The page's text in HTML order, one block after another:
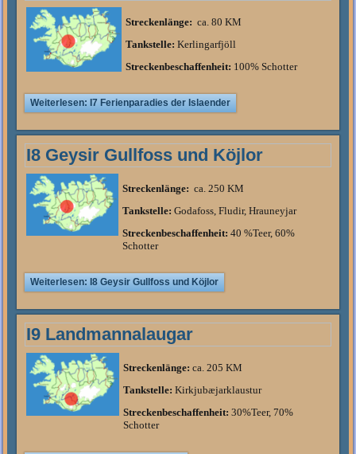
Streckenlänge:ca. 80 KM
Tankstelle:Kerlingarfjöll
Streckenbeschaffenheit: 100% Schotter
Weiterlesen: I7 Ferienparadies der Islaender
I8 Geysir Gullfoss und Köjlor
Streckenlänge:ca. 250 KM
Tankstelle:Godafoss, Fludir, Hrauneyjar
Streckenbeschaffenheit:40 %Teer, 60%
Schotter
Weiterlesen: I8 Geysir Gullfoss und Köjlor
I9 Landmannalaugar
Streckenlänge:ca. 205 KM
Tankstelle:Kirkjubæjarklaustur
Streckenbeschaffenheit:30%Teer, 70%
Schotter